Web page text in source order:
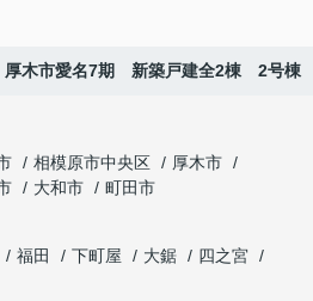
厚木市愛名7期 新築戸建全2棟 2号棟
相模原市中央区
厚木市
大和市
町田市
福田 下町屋 大鋸
四之宮